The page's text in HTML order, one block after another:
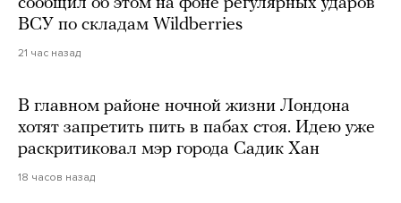
сообщил об этом на фоне регулярных ударов
ВСУ по складам Wildberries
21 час назад
В главном районе ночной жизни Лондона
хотят запретить пить в пабах стоя. Идею уже
раскритиковал мэр города Садик Хан
18 часов назад